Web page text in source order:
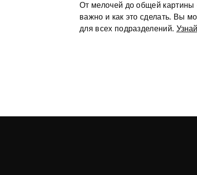
От мелочей до общей картины
важно и как это сделать. Вы
для всех подразделений.